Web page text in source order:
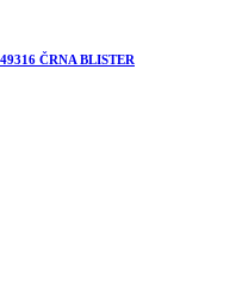
ČRNA BLISTER